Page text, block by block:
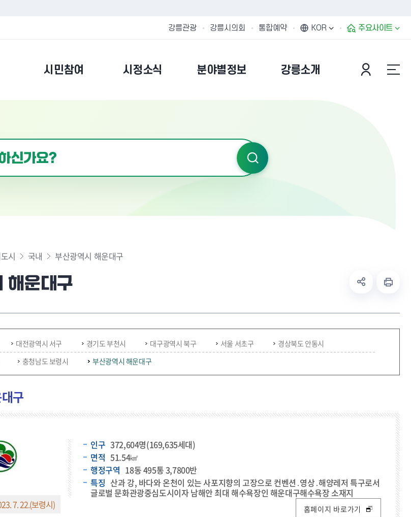
강릉관광 강릉시의회 통합예약 KOR 주요사이트
시민참여 시정소식 분야별정보 강릉소개
시 국내 부산광역시 해운대구
해운대구
대전광역시 서구 경기도 부천시 대구광역시 북구 서울 서초구
경상북도 안동시
충청남도 보령시 부산광역시 해운대구
구
7. 22.(보령시)
인구 372,604명(169,635세대)
면적 51.54㎢
행정구역 18동 495통 3,7800반
특징 산과 강, 바다와 온천이 있는 사포지향의 고장으로 컨벤션․영상․해양레저 특구로서
글로벌 문화관광중심도시이자 남해안 최대 해수욕장인 해운대구해수욕장 소재지
홈페이지 바로가기